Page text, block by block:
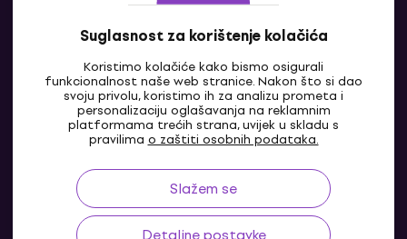
Suglasnost za korištenje kolačića
Koristimo kolačiće kako bismo osigurali
funkcionalnost naše web stranice. Nakon što si dao
svoju privolu, koristimo ih za analizu prometa i
personalizaciju oglašavanja na reklamnim
platformama trećih strana, uvijek u skladu s
pravilima o zaštiti osobnih podataka.
Slažem se
Javi nam se
HR